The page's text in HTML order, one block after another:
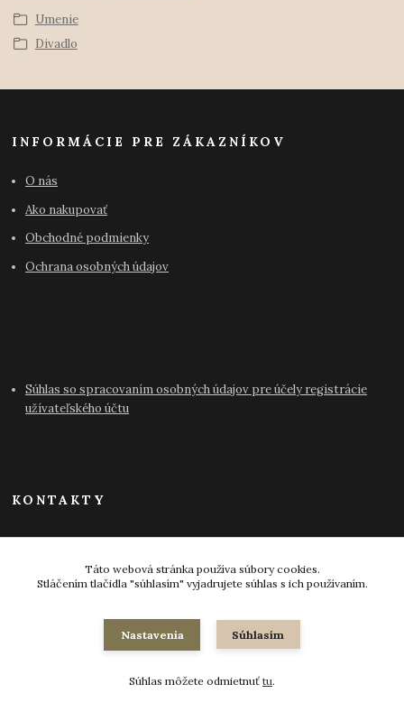
Umenie
Divadlo
INFORMÁCIE PRE ZÁKAZNÍKOV
O nás
Ako nakupovať
Obchodné podmienky
Ochrana osobných údajov
Súhlas so spracovaním osobných údajov pre účely registrácie
užívateľského účtu
KONTAKTY
Vytvorené na
Eshop-rychlo.sk
Táto webová stránka používa súbory cookies.
Stláčením tlačidla "súhlasím" vyjadrujete súhlas s ich používaním.
Nastavenia Súhlasím
Súhlas môžete odmietnuť tu.